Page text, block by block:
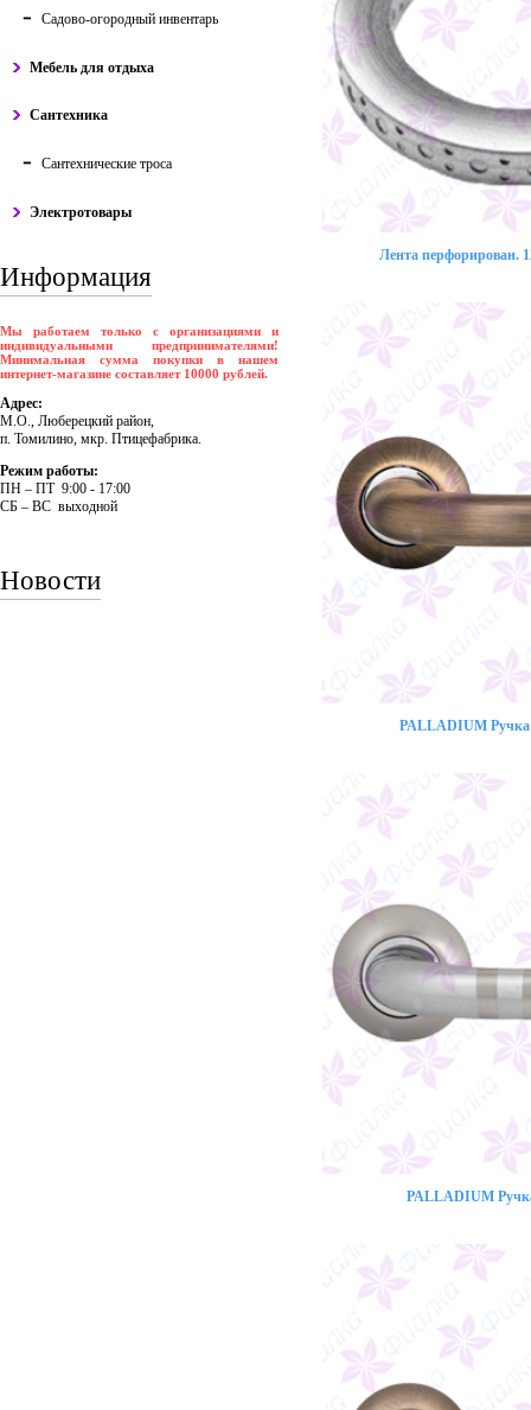
Садово-огородный инвентарь
Мебель для отдыха
Сантехника
Сантехнические троса
Электротовары
Информация
Мы работаем только с организациями и
индивидуальными предпринимателями!
Минимальная сумма покупки в нашем
интернет-магазине составляет 10000 рублей.
Адрес:
М.О., Люберецкий район,
п. Томилино, мкр. Птицефабрика.
Режим работы:
ПH – ПT 9:00 - 17:00
CБ – BC выходной
Новости
Лента перфорирован.
PALLADIUM Ручка
PALLADIUM